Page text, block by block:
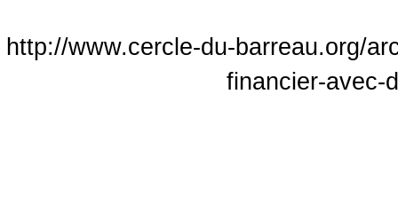
http://www.cercle-du-barreau.org/
financier-avec-